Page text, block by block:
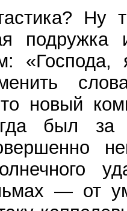
Ну
новый
был
— от